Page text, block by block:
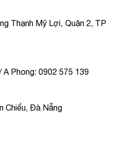
Thạnh Mỹ Lợi, Quận 2, TP
Phong: 0902 575 139
Chiểu, Đà Nẵng